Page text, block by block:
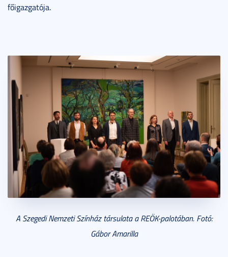
főigazgatója.
A Szegedi Nemzeti Színház társulata a REÖK-palotában. Fotó:
Gábor Amarilla